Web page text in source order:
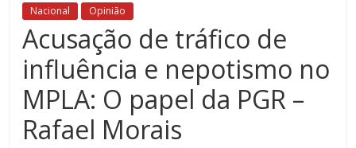
Nacional Opinião
Acusação de tráfico de
influência e nepotismo no
MPLA: O papel da PGR –
Rafael Morais